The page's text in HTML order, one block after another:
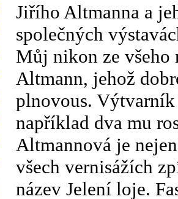
Jiřího Altmanna a
společných
Můj nikon ze všeho
Altmann, jehož
plnovous.
například dva mu
Altmannová je
všech vernisážích
název Jelení loje.